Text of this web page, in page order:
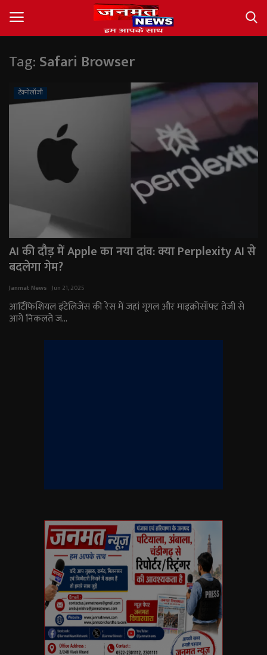
Login Register
About
खेल
राजनीति
मनोरंजन
Language
Arabic
Tag:Safari Browser
टेक्नोलॉजी
AI की दौड़ में Apple का नया दांव: क्या Perplexity AI से
बदलेगा गेम?
Janmat News Jun 21, 2025
आर्टिफिशियल इंटेलिजेंस की रेस में जहां गूगल और माइक्रोसॉफ्ट तेजी से
आगे निकलते ज...